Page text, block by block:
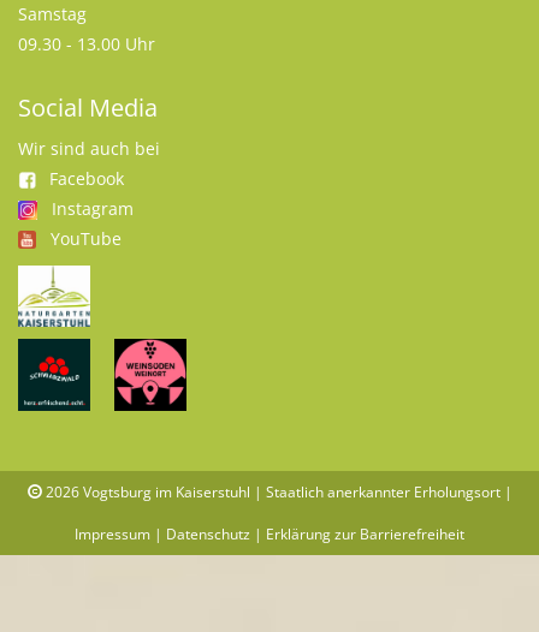
Samstag
09.30 - 13.00 Uhr
Social Media
Wir sind auch bei
Facebook
Instagram
YouTube
2026 Vogtsburg im Kaiserstuhl | Staatlich anerkannter Erholungsort |
Impressum | Datenschutz | Erklärung zur Barrierefreiheit